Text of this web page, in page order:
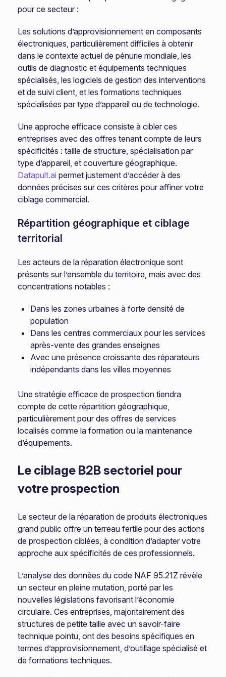
pour ce secteur :
Les solutions d’approvisionnement en composants
électroniques, particulièrement difficiles à obtenir
dans le contexte actuel de pénurie mondiale, les
outils de diagnostic et équipements techniques
spécialisés, les logiciels de gestion des interventions
et de suivi client, et les formations techniques
spécialisées par type d’appareil ou de technologie.
Une approche efficace consiste à cibler ces
entreprises avec des offres tenant compte de leurs
spécificités : taille de structure, spécialisation par
type d’appareil, et couverture géographique.
Datapult.ai permet justement d’accéder à des
données précises sur ces critères pour affiner votre
ciblage commercial.
Répartition géographique et ciblage
territorial
Les acteurs de la réparation électronique sont
présents sur l’ensemble du territoire, mais avec des
concentrations notables :
Dans les zones urbaines à forte densité de
population
Dans les centres commerciaux pour les services
après-vente des grandes enseignes
Avec une présence croissante des réparateurs
indépendants dans les villes moyennes
Une stratégie efficace de prospection tiendra
compte de cette répartition géographique,
particulièrement pour des offres de services
localisés comme la formation ou la maintenance
d’équipements.
Le ciblage B2B sectoriel pour
votre prospection
Le secteur de la réparation de produits électroniques
grand public offre un terreau fertile pour des actions
de prospection ciblées, à condition d’adapter votre
approche aux spécificités de ces professionnels.
L’analyse des données du code NAF 95.21Z révèle
un secteur en pleine mutation, porté par les
nouvelles législations favorisant l’économie
circulaire. Ces entreprises, majoritairement des
structures de petite taille avec un savoir-faire
technique pointu, ont des besoins spécifiques en
termes d’approvisionnement, d’outillage spécialisé et
de formations techniques.